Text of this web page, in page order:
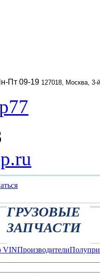
Пт 09-19 127018, Москва,
ГРУЗОВЫЕ
ЗАПЧАСТИ
VINПроизводители